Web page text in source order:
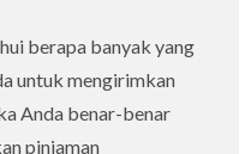
berapa banyak yang
untuk mengirimkan
Anda benar-benar
pinjaman